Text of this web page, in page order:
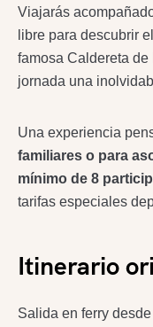
Viajarás
libre para descubrir
famosa Caldereta de
jornada una
Una experiencia
familiares o para
mínimo de 8
tarifas especiales
Itinerario
Salida en ferry